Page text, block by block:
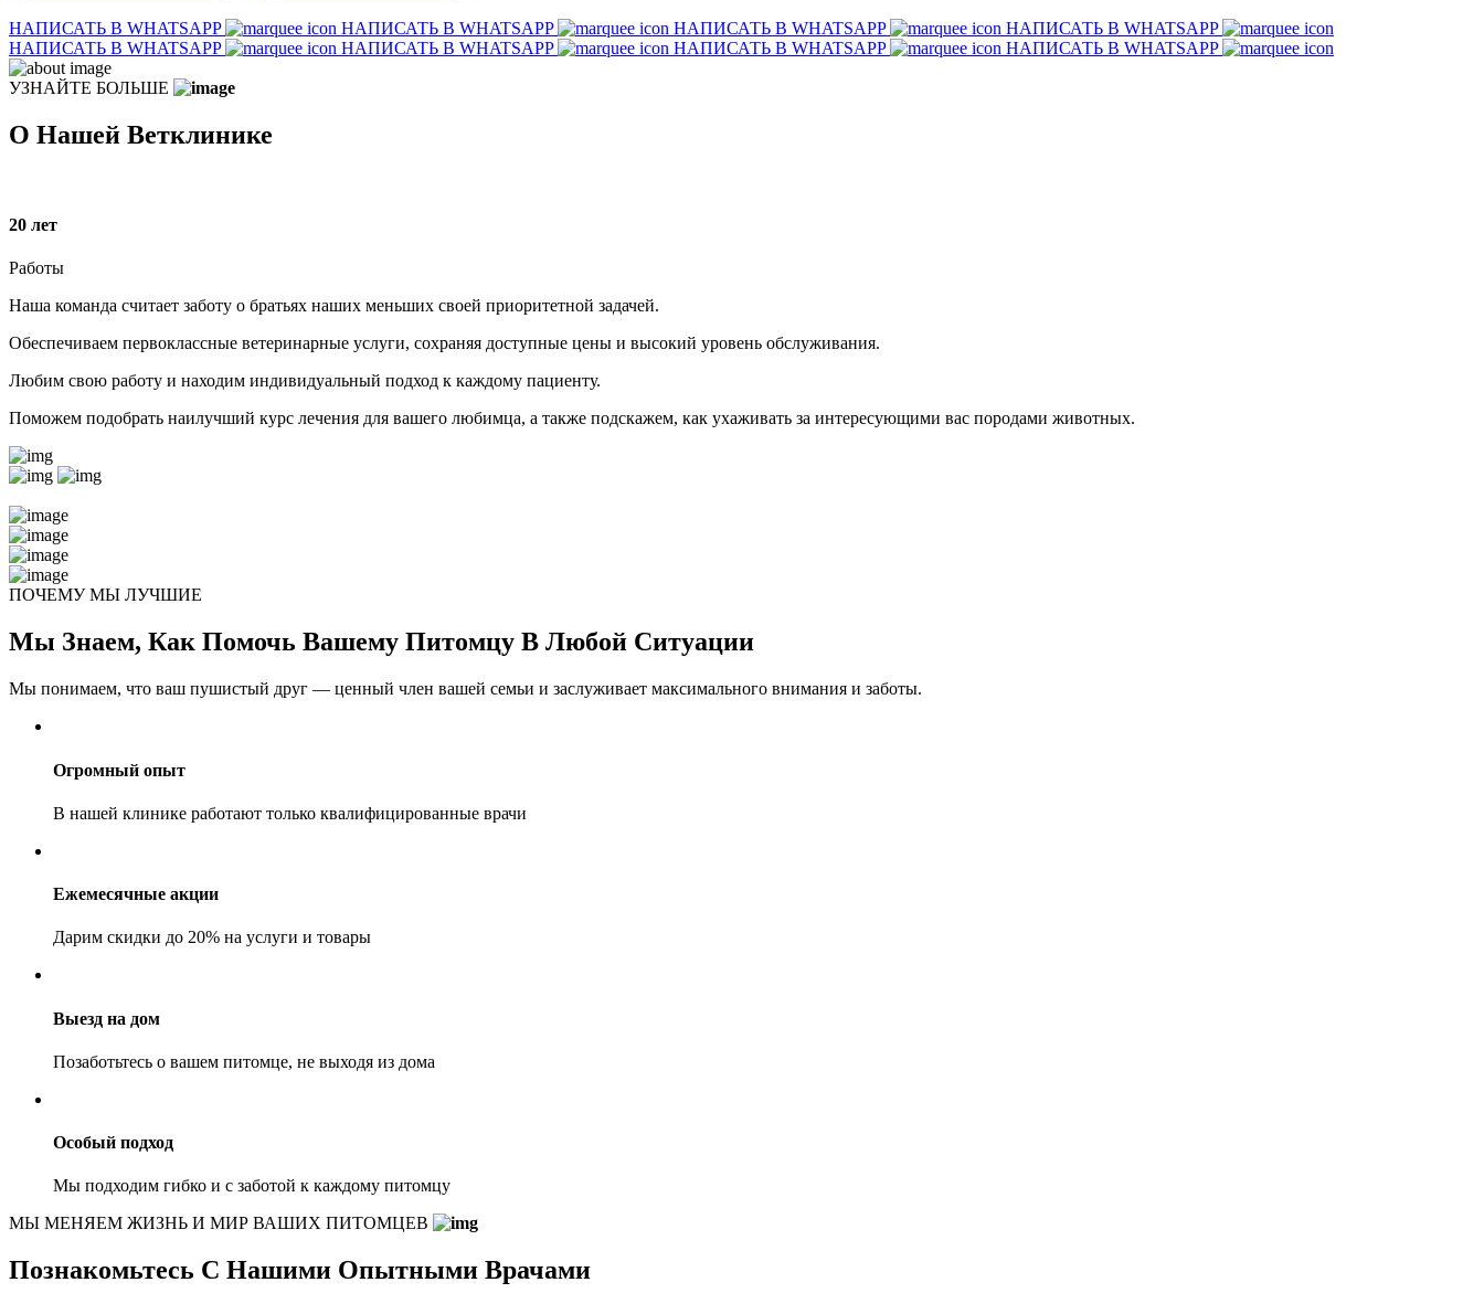
НАПИСАТЬ В WHATSAPP НАПИСАТЬ В WHATSAPP НАПИСАТЬ В WHATSAPP
НАПИСАТЬ В WHATSAPP
НАПИСАТЬ В WHATSAPP
НАПИСАТЬ В WHATSAPP НАПИСАТЬ В WHATSAPP НАПИСАТЬ В WHATSAPP
УЗНАЙТЕ БОЛЬШЕ
О Нашей Ветклинике
20 лет
Работы
Наша команда считает заботу о братьях наших меньших своей приоритетной задачей.
Обеспечиваем первоклассные ветеринарные услуги, сохраняя доступные цены и высокий уровень обслуживания.
Любим свою работу и находим индивидуальный подход к каждому пациенту.
Поможем подобрать наилучший курс лечения для вашего любимца, а также подскажем, как ухаживать за интересующими вас породами животных.
ПОЧЕМУ МЫ ЛУЧШИЕ
Мы Знаем, Как Помочь Вашему Питомцу В Любой Ситуации
Мы понимаем, что ваш пушистый друг — ценный член вашей семьи и заслуживает максимального внимания и заботы.
Огромный опыт
В нашей клинике работают только квалифицированные врачи
Ежемесячные акции
Дарим скидки до 20% на услуги и товары
Выезд на дом
Позаботьтесь о вашем питомце, не выходя из дома
Особый подход
Мы подходим гибко и с заботой к каждому питомцу
МЫ МЕНЯЕМ ЖИЗНЬ И МИР ВАШИХ ПИТОМЦЕВ
Познакомьтесь С Нашими Опытными Врачами